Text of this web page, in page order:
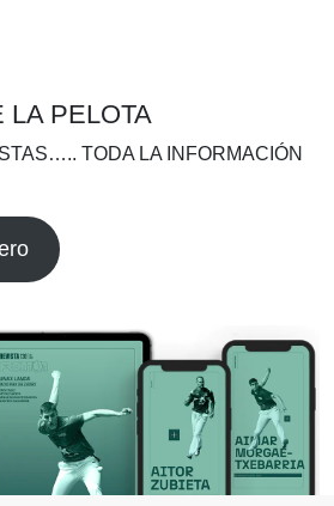
LA PELOTA
TODA LA INFORMACIÓN